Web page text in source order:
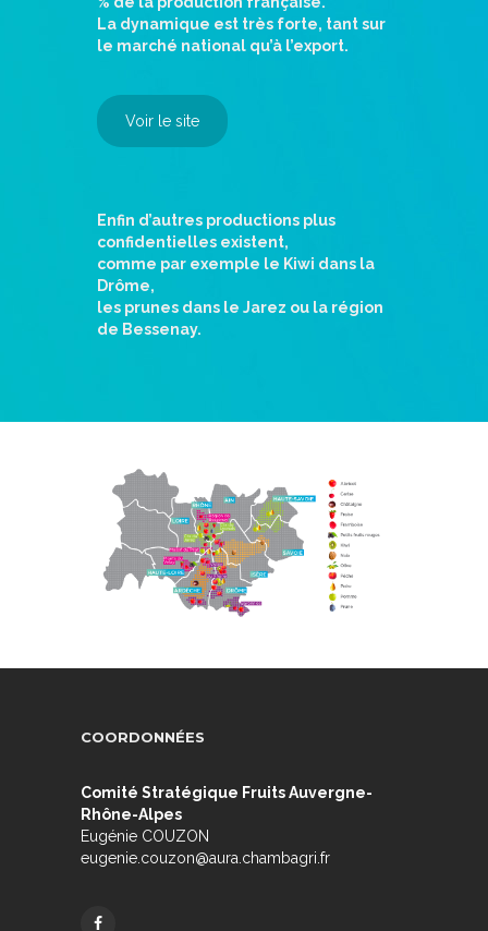
La dynamique est très forte, tant sur
le marché national qu’à l’export.
Voir le site
Enfin d’autres productions plus
confidentielles existent,
comme par exemple le Kiwi dans la
Drôme,
les prunes dans le Jarez ou la région
de Bessenay.
COORDONNÉES
Comité Stratégique Fruits Auvergne-
Rhône-Alpes
Eugénie COUZON
eugenie.couzon@aura.chambagri.fr